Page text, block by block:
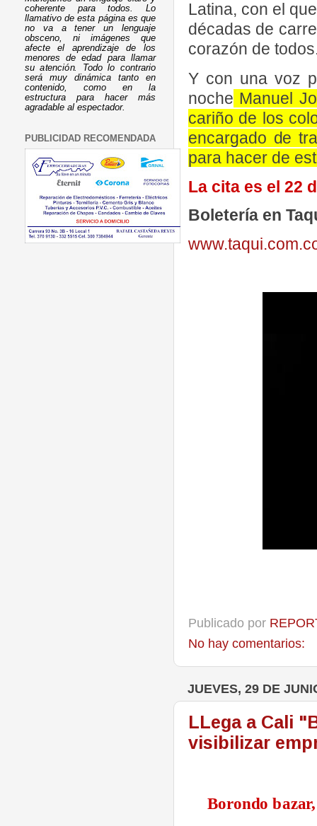
Latina, con el
décadas de
corazón de
Y con una voz
noche Manuel
cariño de los
encargado de
para hacer de
La cita es el 22
Boletería en
Publicado por
No hay comentarios:
JUEVES, 29 DE
LLega a Cali
visibilizar
Borondo
coherente para todos. Lo
llamativo de esta página es que
no va a tener un lenguaje
obsceno, ni imágenes que
afecte el aprendizaje de los
menores de edad para llamar
su atención. Todo lo contrario
será muy dinámica tanto en
contenido, como en la
estructura para hacer más
agradable al espectador.
PUBLICIDAD RECOMENDADA